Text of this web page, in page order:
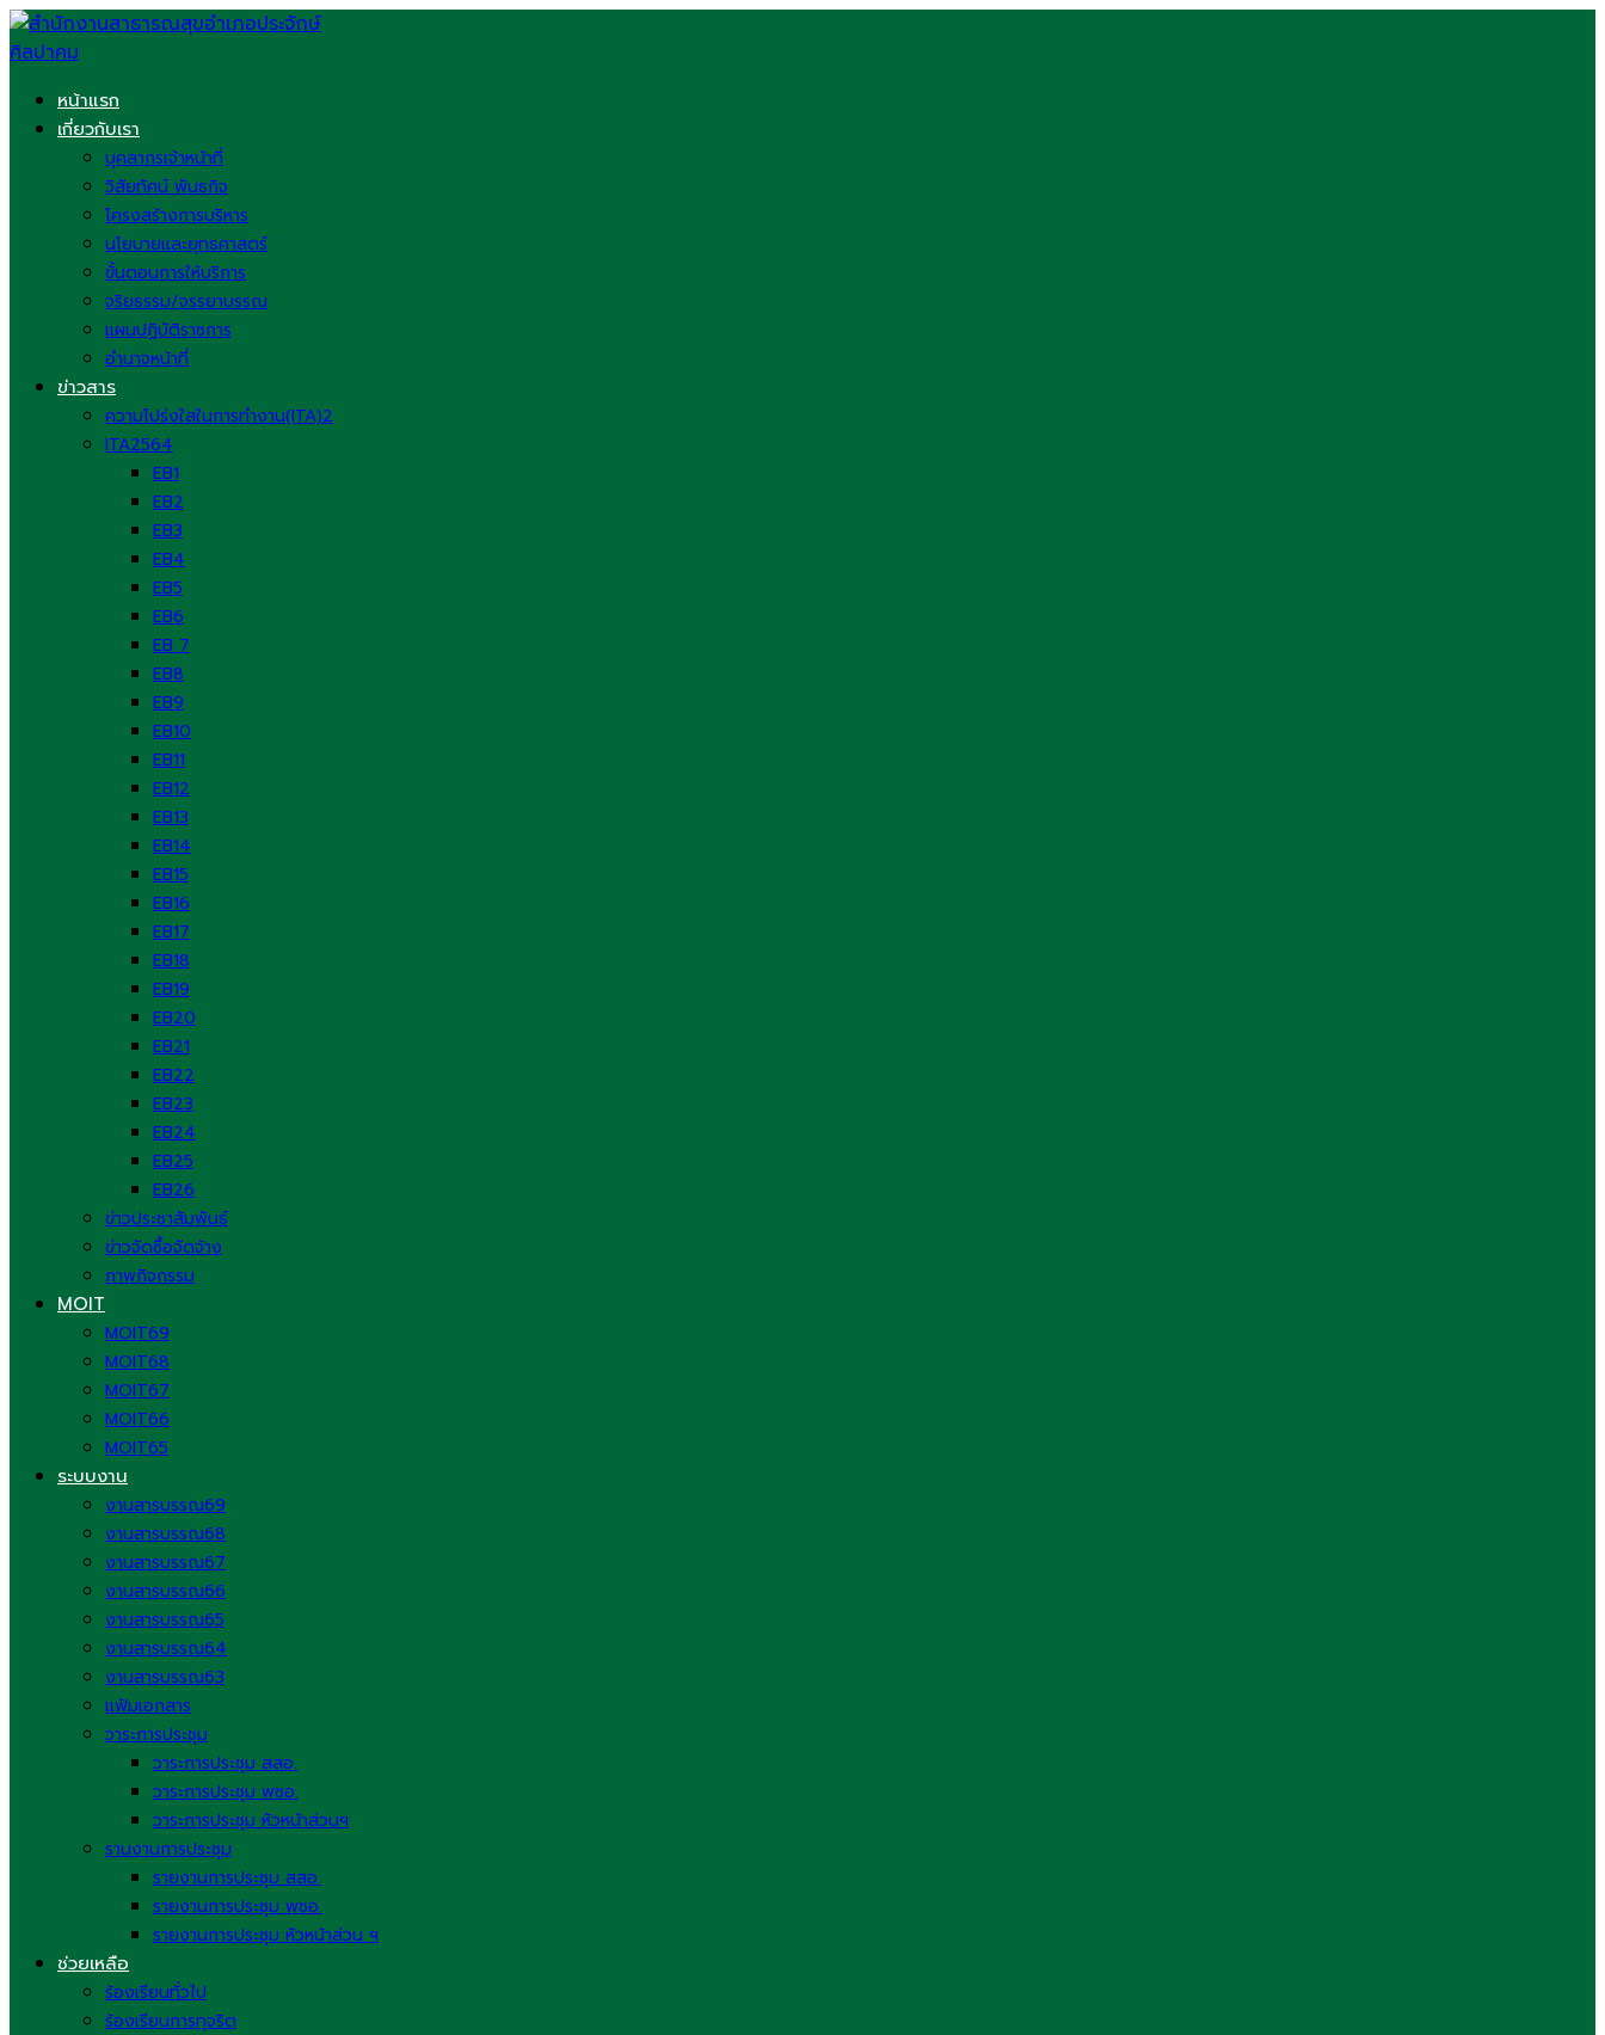
Skip
to
หน้าแรก
เกี่ยวกับเรา
บุคลากรเจ้าหน้าที่
วิสัยทัศน์ พันธกิจ
โครงสร้างการบริหาร
นโยบายและยุทธศาสตร์
ขั้นตอนการให้บริการ
จริยธรรม/จรรยาบรรณ
แผนปฏิบัติราชการ
อำนาจหน้าที่
ข่าวสาร
ความโปร่งใสในการทำงาน(ITA)2
ITA2564
EB1
EB2
EB3
EB4
EB5
EB6
EB 7
EB8
EB9
EB10
EB11
EB12
EB13
EB14
EB15
EB16
EB17
EB18
EB19
EB20
EB21
EB22
EB23
EB24
EB25
EB26
ข่าวประชาสัมพันธ์
ข่าวจัดซื้อจัดจ้าง
ภาพกิจกรรม
MOIT
MOIT69
MOIT68
MOIT67
MOIT66
MOIT65
ระบบงาน
งานสารบรรณ69
งานสารบรรณ68
งานสารบรรณ67
งานสารบรรณ66
งานสารบรรณ65
งานสารบรรณ64
งานสารบรรณ63
แฟ้มเอกสาร
วาระการประชุม
วาระการประชุม สสอ.
วาระการประชุม พชอ.
วาระการประชุม หัวหน้าส่วนฯ
รานงานการประชุม
รายงานการประชุม สสอ.
รายงานการประชุม พชอ.
รายงานการประชุม หัวหน้าส่วน ฯ
ช่วยเหลือ
ร้องเรียนทั่วไป
ร้องเรียนการทุจริต